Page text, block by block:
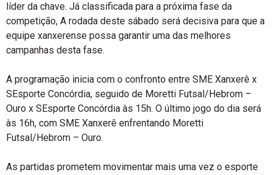
líder da chave. Já classificada para a próxima fase da
competição, A rodada deste sábado será decisiva para que a
equipe xanxerense possa garantir uma das melhores
campanhas desta fase.
A programação inicia com o confronto entre SME Xanxerê x
SEsporte Concórdia, seguido de Moretti Futsal/Hebrom –
Ouro x SEsporte Concórdia às 15h. O último jogo do dia será
às 16h, com SME Xanxerê enfrentando Moretti
Futsal/Hebrom – Ouro.
As partidas prometem movimentar mais uma vez o esporte